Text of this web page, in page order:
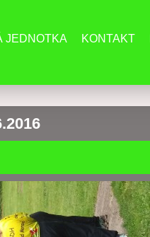
JEDNOTKA KONTAKT